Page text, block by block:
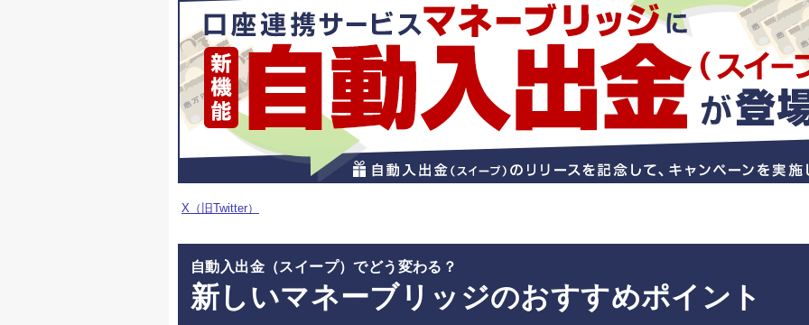
X（旧Twitter）
自動入出金（スイープ）でどう変わる？
新しいマネーブリッジのおすすめポイント